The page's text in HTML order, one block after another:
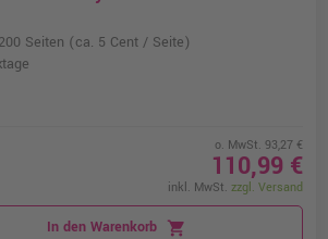
Seiten (ca. 5 Cent / Seite)
o. MwSt. 93,27 €
110,99 €
inkl. MwSt. zzgl. Versand
In den Warenkorb shopping_cart